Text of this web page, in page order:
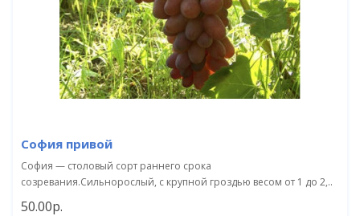
София привой
София — столовый сорт раннего срока
созревания.Сильнорослый, с крупной гроздью весом от 1 до 2,..
50.00р.